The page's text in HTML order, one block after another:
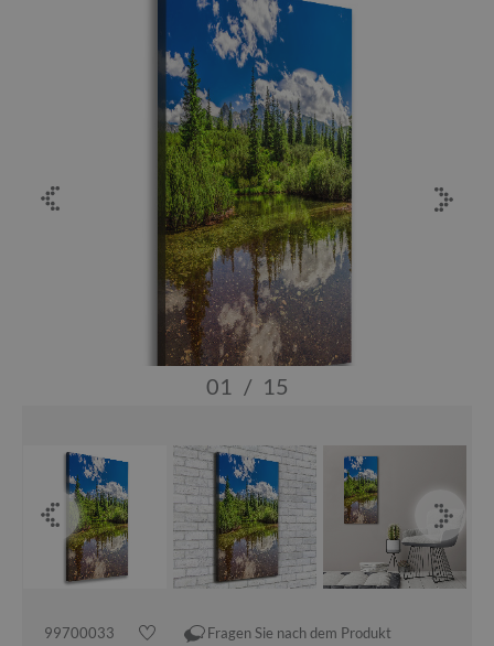
01 / 15
99700033 Fragen Sie nach dem Produkt